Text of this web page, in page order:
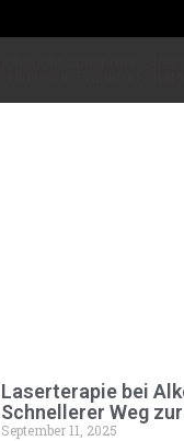
Laserterapie bei
Schnellerer Weg
September 11, 2025